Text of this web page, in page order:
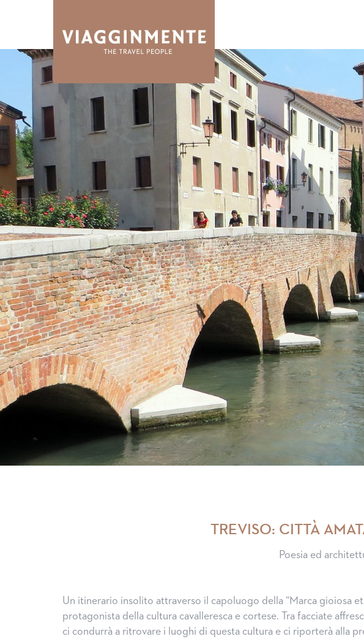
TREVISO: CITTÀ
Poesia ed
Un itinerario insolito attraverso il capoluogo della “Marca gioiosa
protagonista della cultura cavalleresca e cortese. Tra facciate
ci condurrà a ritrovare i luoghi di questa cultura e ci riporterà alla